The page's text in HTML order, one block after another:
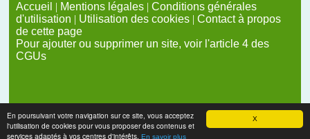
X
En poursuivant votre navigation sur ce site, vous acceptez
l'utilisation de cookies pour vous proposer des contenus et
services adaptés à vos centres d'intérêts. En savoir plus
Accueil | Mentions légales | Conditions générales
d'utilisation | Utilisation des cookies | Contact à propos
de cette page
Pour ajouter ou supprimer un site, voir l'article 4 des
CGUs